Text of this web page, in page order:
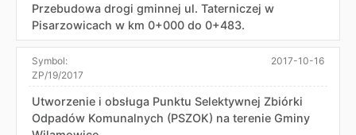
Przebudowa drogi gminnej ul. Taterniczej w
Pisarzowicach w km 0+000 do 0+483.
Symbol:
ZP/19/2017
2017-10-16
Utworzenie i obsługa Punktu Selektywnej Zbiórki
Odpadów Komunalnych (PSZOK) na terenie Gminy